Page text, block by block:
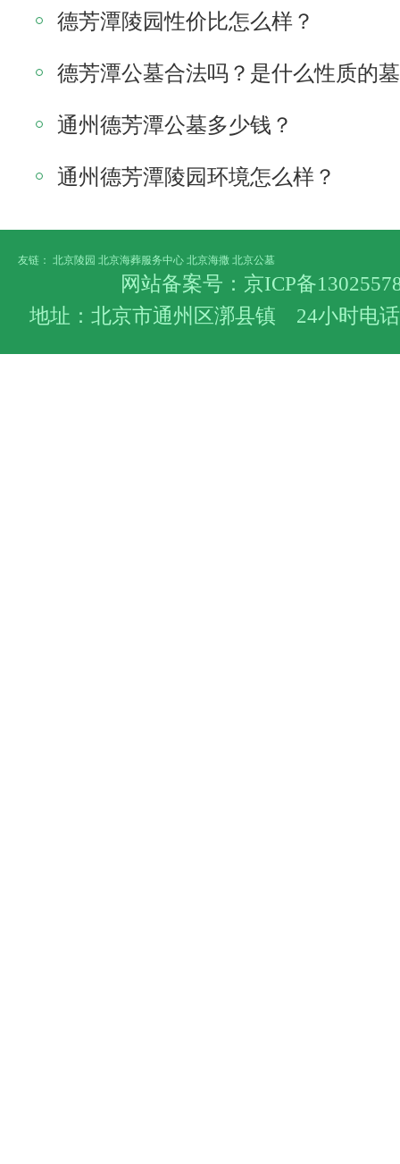
德芳潭陵园性价比怎么样？
德芳潭公墓合法吗？是什么性质的
通州德芳潭公墓多少钱？
通州德芳潭陵园环境怎么样？
友链： 北京陵园 北京海葬服务中心 北京海撒 北京公墓
网站备案号： 京ICP备
地址：北京市通州区漷县镇 24小时电话